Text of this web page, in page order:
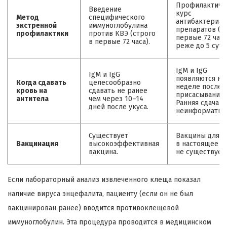
Метод
экстренной
профилактики
Введение
специфического
иммуноглобулина
против КВЭ (строго
в первые 72 часа).
курс
препаратов (в
первые 72
реже до 5
Когда сдавать
кровь на
антитела
IgM и IgG
целесообразно
сдавать не ранее
чем через 10–14
дней после укуса.
IgM и IgG
появляются на
неделе после
присасывания.
Ранняя сдача
Вакцинация
Существует
высокоэффективная
вакцина.
Вакцины для
в настоящее
не существует.
Если лабораторный анализ извлеченного клеща показал
наличие вируса энцефалита, пациенту (если он не был
вакцинирован ранее) вводится противоклещевой
иммуноглобулин. Эта процедура проводится в медицинском